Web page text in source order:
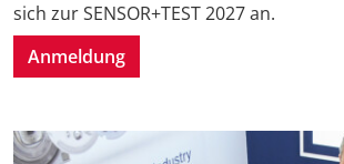
sich zur SENSOR+TEST 2027 an.
Anmeldung